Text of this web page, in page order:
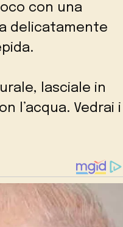
con una
delicatamente
lasciale in
l’acqua. Vedrai i